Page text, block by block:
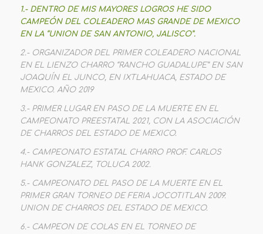
1.- DENTRO DE MIS MAYORES LOGROS HE SIDO
CAMPEÓN DEL COLEADERO MAS GRANDE DE MEXICO
EN LA “UNION DE SAN ANTONIO, JALISCO”.
2.- ORGANIZADOR DEL PRIMER COLEADERO NACIONAL
EN EL LIENZO CHARRO “RANCHO GUADALUPE” EN SAN
JOAQUÍN EL JUNCO, EN IXTLAHUACA, ESTADO DE
MEXICO. AÑO 2019
3.- PRIMER LUGAR EN PASO DE LA MUERTE EN EL
CAMPEONATO PREESTATAL 2021, CON LA ASOCIACIÓN
DE CHARROS DEL ESTADO DE MEXICO.
4.- CAMPEONATO ESTATAL CHARRO PROF. CARLOS
HANK GONZALEZ, TOLUCA 2002.
5.- CAMPEONATO DEL PASO DE LA MUERTE EN EL
PRIMER GRAN TORNEO DE FERIA JOCOTITLAN 2009.
UNION DE CHARROS DEL ESTADO DE MEXICO.
6.- CAMPEON DE COLAS EN EL TORNEO DE